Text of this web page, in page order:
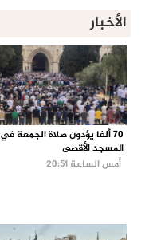
الأخبار
70 ألفا يؤدون صلاة الجمعة في
المسجد الأقصى
أمس الساعة 20:51